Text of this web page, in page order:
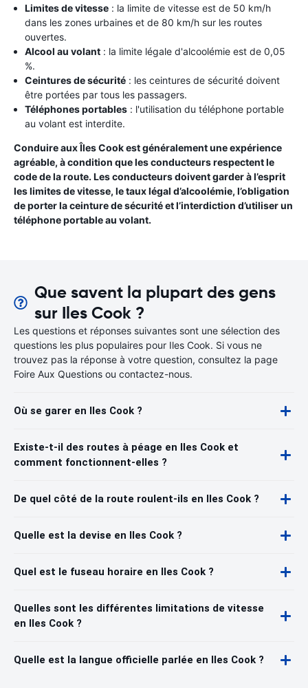
Limites de vitesse : la limite de vitesse est de 50 km/h
dans les zones urbaines et de 80 km/h sur les routes
ouvertes.
Alcool au volant : la limite légale d'alcoolémie est de 0,05
%.
Ceintures de sécurité : les ceintures de sécurité doivent
être portées par tous les passagers.
Téléphones portables : l'utilisation du téléphone portable
au volant est interdite.
Conduire aux Îles Cook est généralement une expérience
agréable, à condition que les conducteurs respectent le
code de la route. Les conducteurs doivent garder à l’esprit
les limites de vitesse, le taux légal d’alcoolémie, l’obligation
de porter la ceinture de sécurité et l’interdiction d’utiliser un
téléphone portable au volant.
Que savent la plupart des gens
sur Iles Cook ?
Les questions et réponses suivantes sont une sélection des
questions les plus populaires pour Iles Cook. Si vous ne
trouvez pas la réponse à votre question, consultez la page
Foire Aux Questions ou contactez-nous.
Où se garer en Iles Cook ?
Existe-t-il des routes à péage en Iles Cook et
comment fonctionnent-elles ?
De quel côté de la route roulent-ils en Iles Cook ?
Quelle est la devise en Iles Cook ?
Quel est le fuseau horaire en Iles Cook ?
Quelles sont les différentes limitations de vitesse
en Iles Cook ?
Quelle est la langue officielle parlée en Iles Cook ?